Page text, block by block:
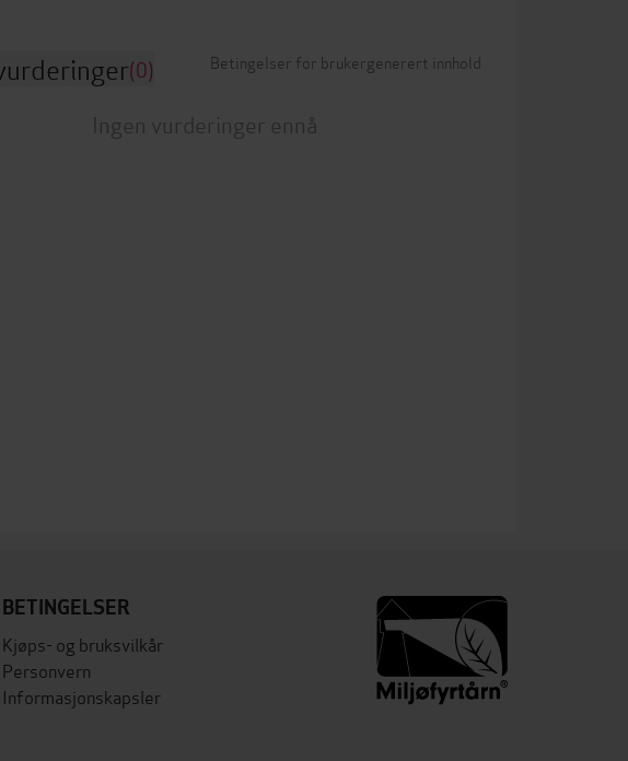
(0) Betingelser for brukergenerert innhold
Ingen vurderinger ennå
BETINGELSER
Kjøps- og bruksvilkår
Personvern
Informasjonskapsler